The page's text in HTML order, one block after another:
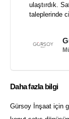
ulaştırdık.
taleplerinde
Daha fazla bilgi
Gürsoy İnşaat için